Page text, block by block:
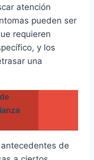
atención
pueden ser
requieren
y los
una
de